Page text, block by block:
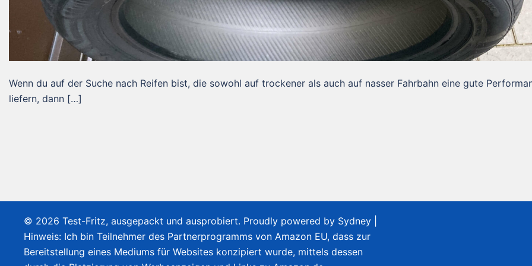
Wenn du auf der Suche nach Reifen bist, die sowohl auf trockener als auch auf nasser Fahrbahn eine gute
liefern, dann […]
© 2026 Test-Fritz, ausgepackt und ausprobiert. Proudly powered by Sydney
Hinweis: Ich bin Teilnehmer des Partnerprogramms von Amazon EU, dass zur
Bereitstellung eines Mediums für Websites konzipiert wurde, mittels dessen